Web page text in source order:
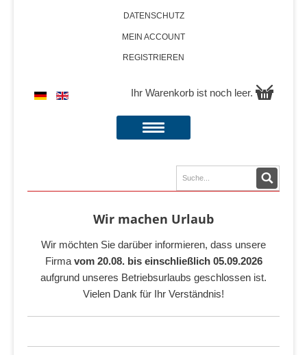
DATENSCHUTZ
MEIN ACCOUNT
REGISTRIEREN
Ihr Warenkorb ist noch leer.
Wir machen Urlaub
Wir möchten Sie darüber informieren, dass unsere
Firma vom 20.08. bis einschließlich 05.09.2026
aufgrund unseres Betriebsurlaubs geschlossen ist.
Vielen Dank für Ihr Verständnis!